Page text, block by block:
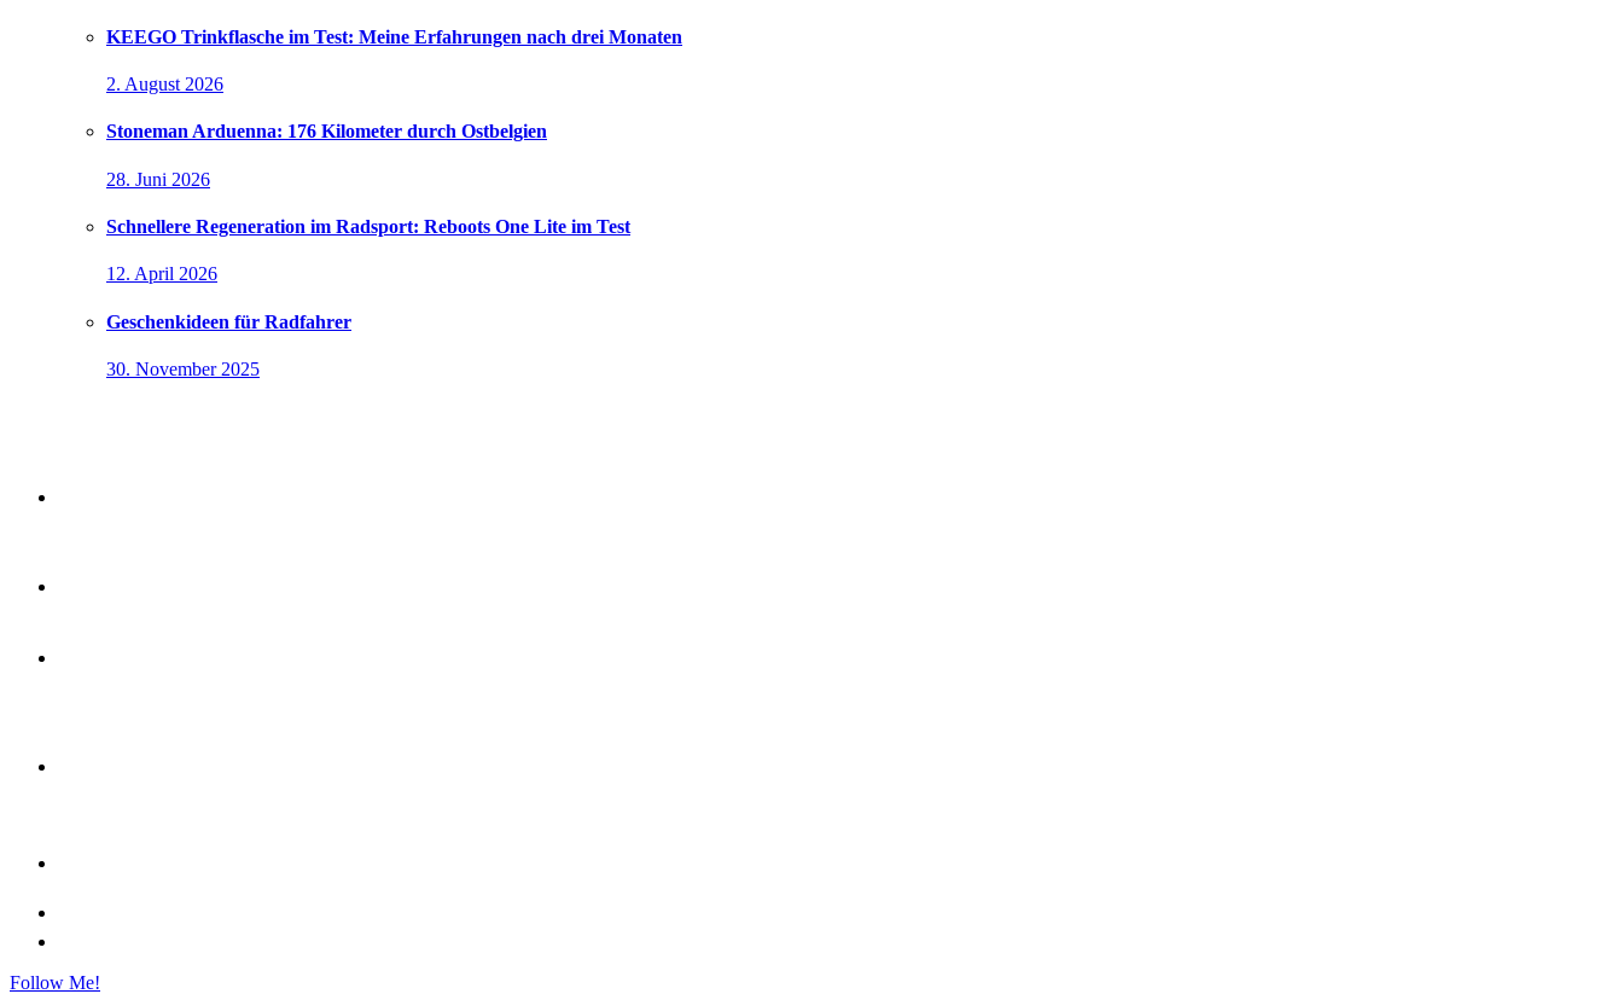
KEEGO Trinkflasche im Test: Meine Erfahrungen nach drei Monaten
2. August 2026
Stoneman Arduenna: 176 Kilometer durch Ostbelgien
28. Juni 2026
Schnellere Regeneration im Radsport: Reboots One Lite im Test
12. April 2026
Geschenkideen für Radfahrer
30. November 2025
Follow Me!